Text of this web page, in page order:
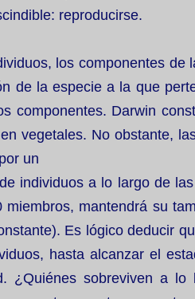
reproducirse.
los componentes
de la especie a la que
componentes. Darwin
vegetales. No obstante,
un
individuos a lo largo de
miembros, mantendrá su
Es lógico deducir
hasta alcanzar el
¿Quiénes sobreviven a